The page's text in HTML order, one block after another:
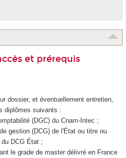
et prérequis
dossier, et éventuellement entretien,
diplômes suivants :
(DGC) du Cnam-Intec ;
gestion (DCG) de l'État ou titre ou
DCG État ;
le grade de master délivré en France